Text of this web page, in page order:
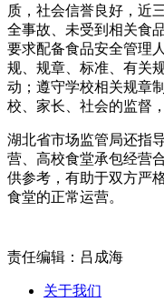
质，社会信誉良好，近
全事故、未受到相关食
要求配备食品安全管理
规、规章、标准、有关
动；遵守学校相关规章
校、家长、社会的监督
湖北省市场监管局还指
营、高校食堂承包经营
供参考，有助于双方严
食堂的正常运营。
责任编辑：吕成海
关于我们